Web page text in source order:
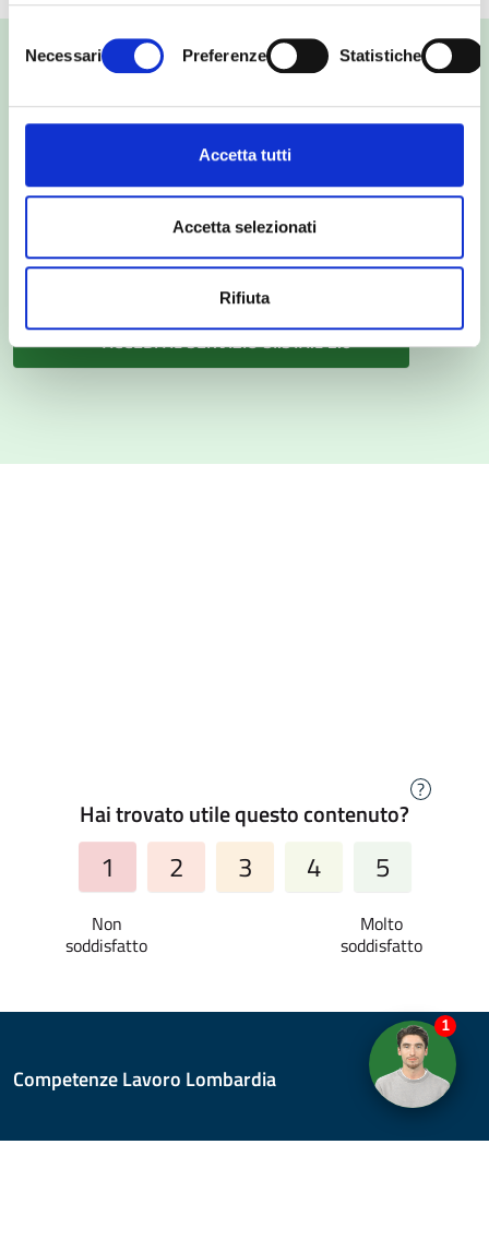
e la nostra
privacy policy
delNecessari Preferenze Statistiche
Accetta tutti
Accetta selezionati
Rifiuta
grado di rispondere a diverse esigenze di interrogazione:
precedente versione, in base all’evoluzione della normativa e
dei meccanismi di organizzazione del mercato del lavoro, si
pone, quindi, come sistema informativo unico a livello regionale
per la lettura del mercato del lavoro.
ACCEDI AL SERVIZIO SI.STA.L 2.0
Hai trovato utile questo contenuto?
?
1 2 3 4 5
Competenze Lavoro Lombardia
1